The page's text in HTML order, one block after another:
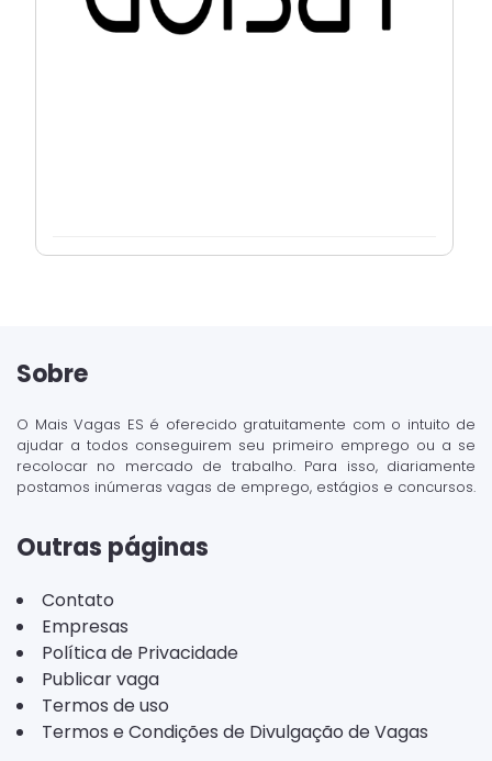
Sobre
O Mais Vagas ES é oferecido gratuitamente com o intuito de
ajudar a todos conseguirem seu primeiro emprego ou a se
recolocar no mercado de trabalho. Para isso, diariamente
postamos inúmeras vagas de emprego, estágios e concursos.
Outras páginas
Contato
Empresas
Política de Privacidade
Publicar vaga
Termos de uso
Termos e Condições de Divulgação de Vagas